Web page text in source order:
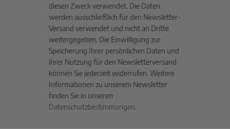
diesen Zweck verwendet. Die Daten
werden ausschließlich für den Newsletter-
Versand verwendet und nicht an Dritte
weitergegeben. Die Einwilligung zur
Speicherung Ihrer persönlichen Daten und
ihrer Nutzung für den Newsletterversand
können Sie jederzeit widerrufen. Weitere
Informationen zu unserem Newsletter
finden Sie in unseren
Datenschutzbestimmungen.